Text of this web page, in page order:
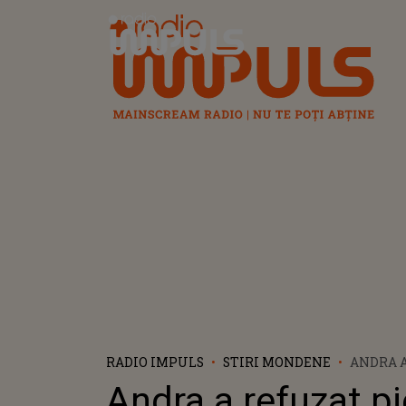
Radio Impuls
RADIO IMPULS STIRI MONDENE
ANDRA
ÎN